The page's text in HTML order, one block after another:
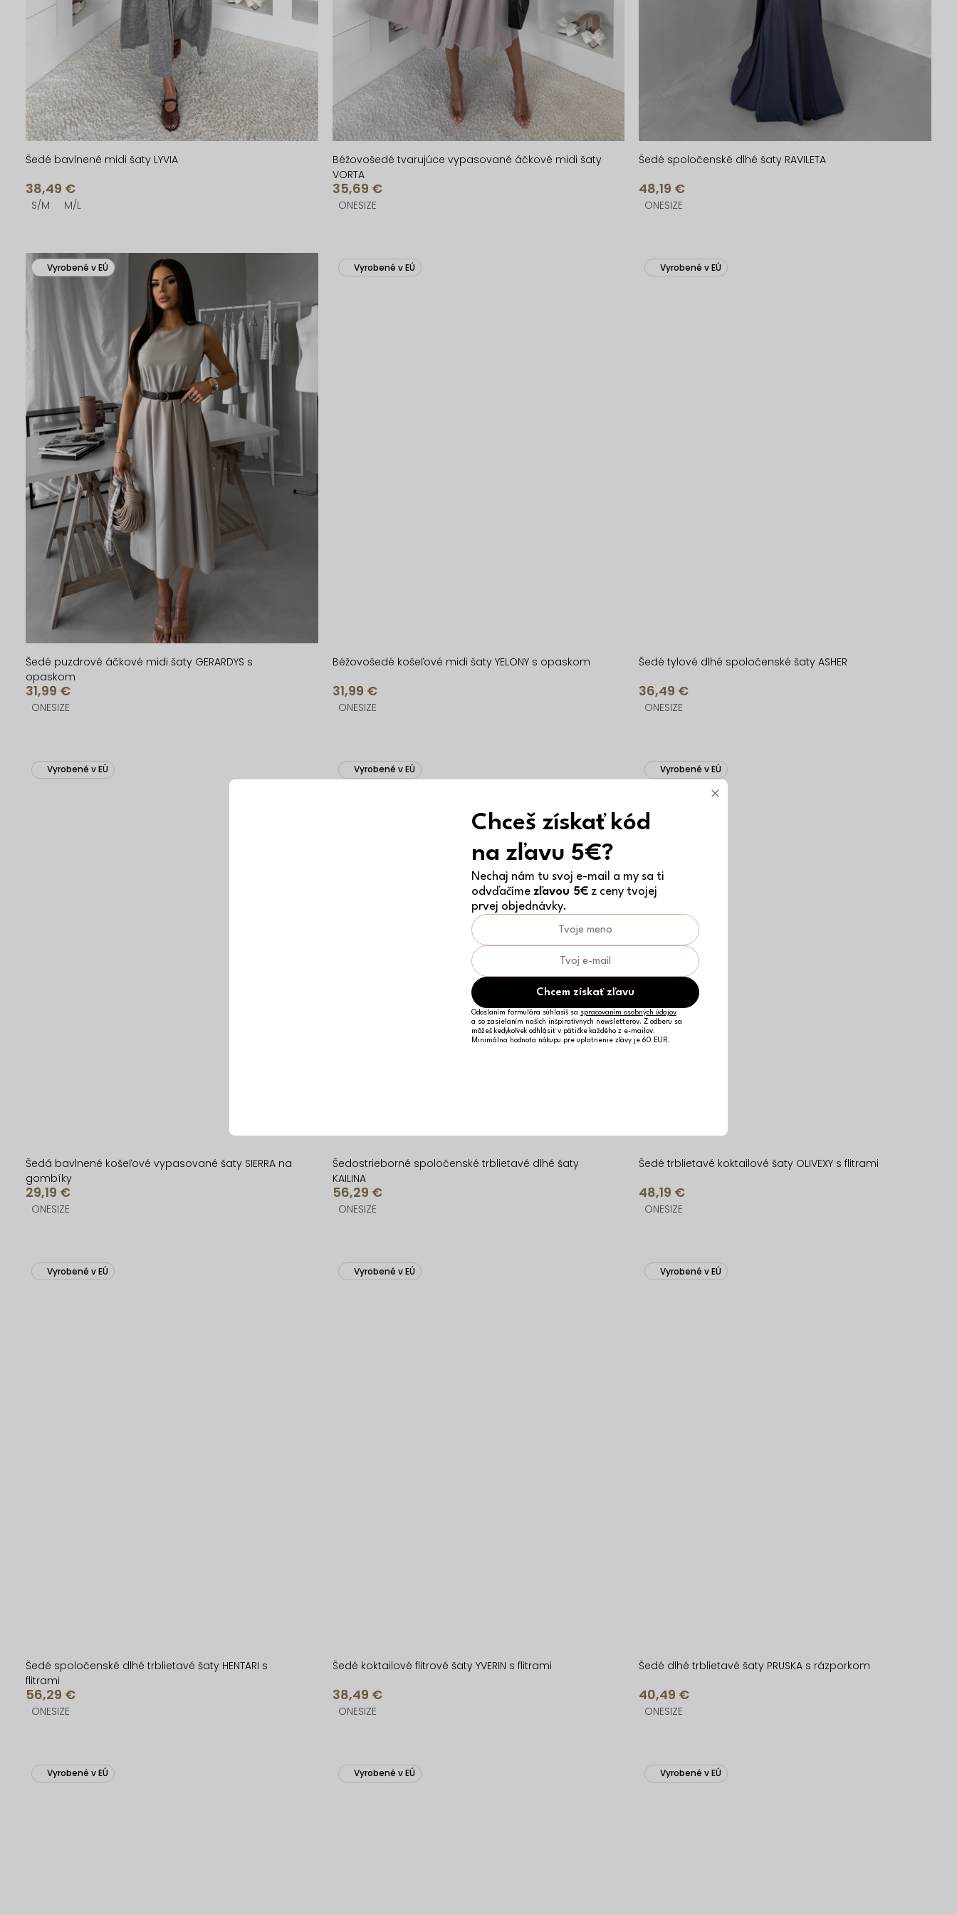
u
t
o
v
u
t
o
v
Šedé bavlnené midi šaty LYVIA
38,49 €
S/M M/L
Béžovošedé tvarujúce vypasované áčkové midi šaty
VORTA
35,69 €
ONESIZE
Šedé spoločenské dlhé šaty RAVILETA
48,19 €
ONESIZE
Vyrobené v EÚ
Šedé puzdrové áčkové midi šaty GERARDYS s
opaskom
31,99 €
ONESIZE
Vyrobené v EÚ
Béžovošedé košeľové midi šaty YELONY s opaskom
31,99 €
ONESIZE
Vyrobené v EÚ
Šedé tylové dlhé spoločenské šaty ASHER
36,49 €
ONESIZE
Vyrobené v EÚ
Šedá bavlnené košeľové vypasované šaty SIERRA na
gombíky
29,19 €
ONESIZE
Vyrobené v EÚ
Šedostrieborné spoločenské trblietavé dlhé šaty
KAILINA
56,29 €
ONESIZE
Vyrobené v EÚ
Šedé trblietavé koktailové šaty OLIVEXY s flitrami
48,19 €
ONESIZE
Vyrobené v EÚ
Šedé spoločenské dlhé trblietavé šaty HENTARI s
flitrami
56,29 €
ONESIZE
Vyrobené v EÚ
Šedé koktailové flitrové šaty YVERIN s flitrami
38,49 €
ONESIZE
Vyrobené v EÚ
Šedé dlhé trblietavé šaty PRUSKA s rázporkom
40,49 €
ONESIZE
Vyrobené v EÚ Vyrobené v EÚ Vyrobené v EÚ
×
Chceš získať kód
na zľavu 5€?
Nechaj nám tu svoj e-mail a my sa ti
odvďačíme zľavou 5€ z ceny tvojej
prvej objednávky.
Chcem získať zľavu
Odoslaním formulára súhlasíš sa spracovaním osobných údajov
a so zasielaním našich inšpiratívnych newsletterov. Z odberu sa
môžeš kedykoľvek odhlásiť v pätičke každého z e-mailov.
Minimálna hodnota nákupu pre uplatnenie zľavy je 60 EUR.